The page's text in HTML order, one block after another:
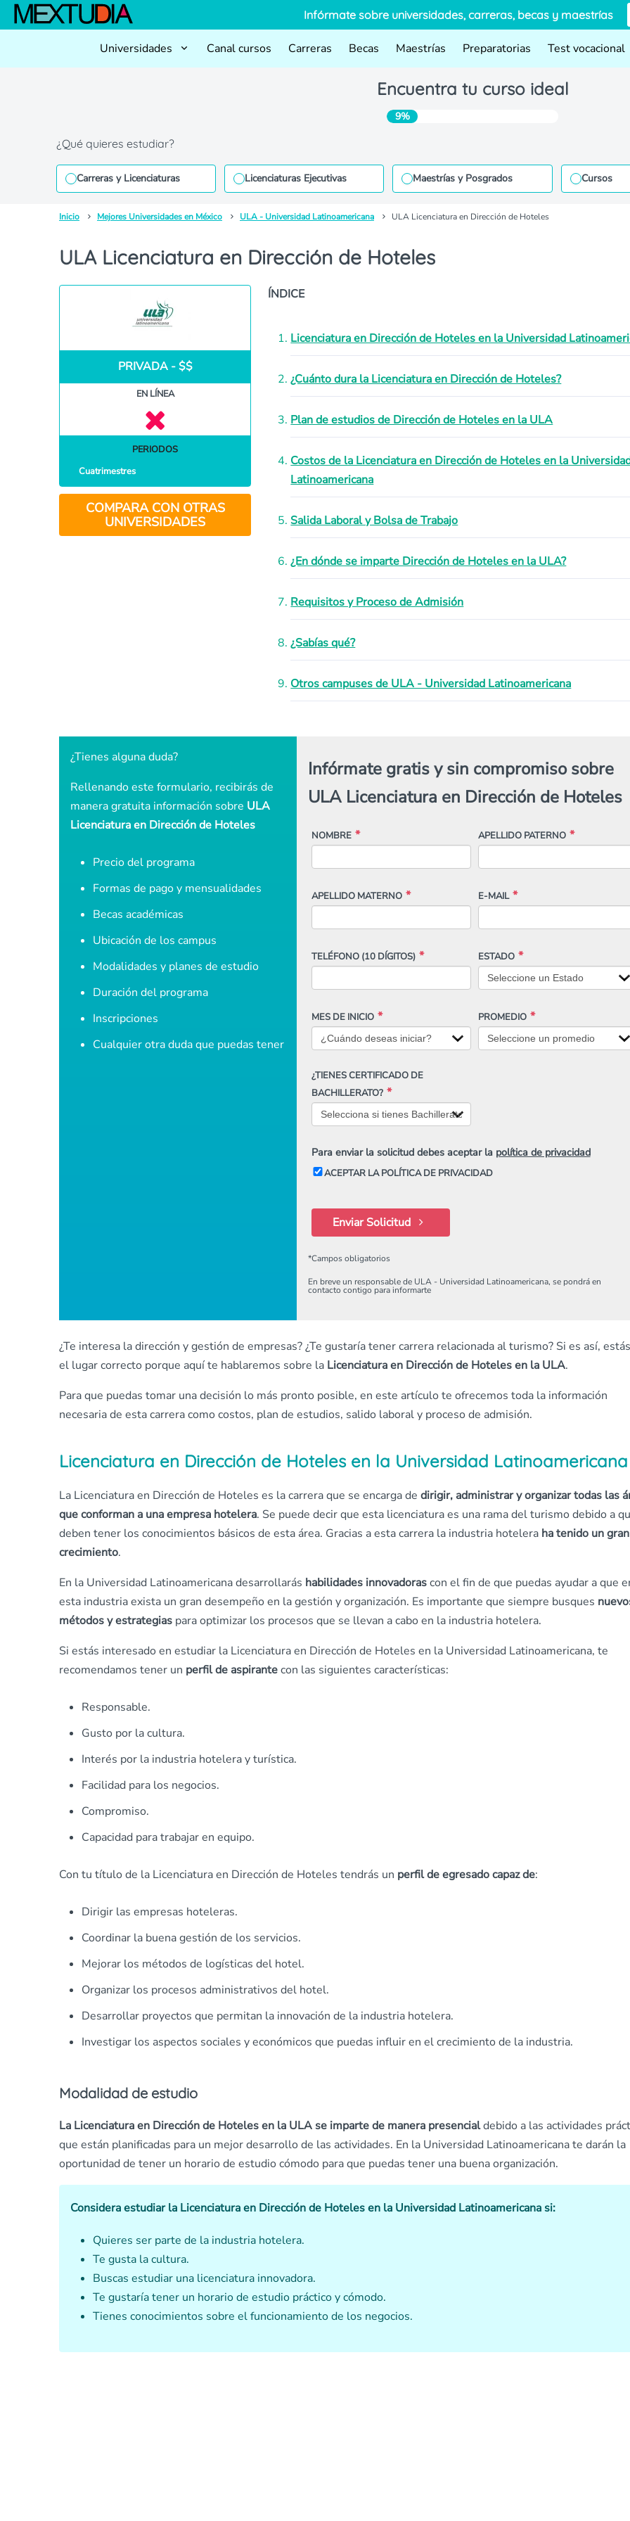
Infórmate sobre universidades, carreras, becas y maestrías
Universidades Canal cursos Carreras Becas Maestrías Preparatorias Test vocacional
Encuentra tu curso ideal
9%
¿Qué quieres estudiar?
Carreras y Licenciaturas Licenciaturas Ejecutivas Maestrías y Posgrados Cursos
Inicio Mejores Universidades en México ULA - Universidad Latinoamericana ULA Licenciatura en Dirección de Hoteles
ULA Licenciatura en Dirección de Hoteles
PRIVADA - $$
EN LÍNEA
PERIODOS
Cuatrimestres
COMPARA CON OTRAS
UNIVERSIDADES
ÍNDICE
Licenciatura en Dirección de Hoteles en la Universidad
¿Cuánto dura la Licenciatura en Dirección de Hoteles?
Plan de estudios de Dirección de Hoteles en la ULA
Costos de la Licenciatura en Dirección de Hoteles en la
Latinoamericana
Salida Laboral y Bolsa de Trabajo
¿En dónde se imparte Dirección de Hoteles en la ULA?
Requisitos y Proceso de Admisión
¿Sabías qué?
Otros campuses de ULA - Universidad Latinoamericana
¿Tienes alguna duda?
Rellenando este formulario, recibirás de
manera gratuita información sobre ULA
Licenciatura en Dirección de Hoteles
Precio del programa
Formas de pago y mensualidades
Becas académicas
Ubicación de los campus
Modalidades y planes de estudio
Duración del programa
Inscripciones
Cualquier otra duda que puedas tener
Infórmate gratis y sin compromiso sobre
ULA Licenciatura en Dirección de Hoteles
NOMBRE APELLIDO PATERNO
APELLIDO MATERNO E-MAIL
TELÉFONO (10 DÍGITOS) ESTADO
MES DE INICIO PROMEDIO
¿TIENES CERTIFICADO DE
BACHILLERATO?
Para enviar la solicitud debes aceptar la política de privacidad
ACEPTAR LA POLÍTICA DE PRIVACIDAD
Enviar Solicitud
*Campos obligatorios
En breve un responsable de ULA - Universidad Latinoamericana, se pondrá en
contacto contigo para informarte
¿Te interesa la dirección y gestión de empresas? ¿Te gustaría tener carrera relacionada al turismo? Si es así,
el lugar correcto porque aquí te hablaremos sobre la Licenciatura en Dirección de Hoteles en la ULA.
Para que puedas tomar una decisión lo más pronto posible, en este artículo te ofrecemos toda la información
necesaria de esta carrera como costos, plan de estudios, salido laboral y proceso de admisión.
Licenciatura en Dirección de Hoteles en la Universidad Latinoamericana
La Licenciatura en Dirección de Hoteles es la carrera que se encarga de dirigir, administrar y organizar todas las
que conforman a una empresa hotelera. Se puede decir que esta licenciatura es una rama del turismo debido a
deben tener los conocimientos básicos de esta área. Gracias a esta carrera la industria hotelera ha tenido un gran
crecimiento.
En la Universidad Latinoamericana desarrollarás habilidades innovadorascon el fin de que puedas ayudar a que
esta industria exista un gran desempeño en la gestión y organización. Es importante que siempre busques
métodos y estrategias para optimizar los procesos que se llevan a cabo en la industria hotelera.
Si estás interesado en estudiar la Licenciatura en Dirección de Hoteles en la Universidad Latinoamericana, te
recomendamos tener un perfil de aspirantecon las siguientes características:
Responsable.
Gusto por la cultura.
Interés por la industria hotelera y turística.
Facilidad para los negocios.
Compromiso.
Capacidad para trabajar en equipo.
Con tu título de la Licenciatura en Dirección de Hoteles tendrás un perfil de egresado capaz de:
Dirigir las empresas hoteleras.
Coordinar la buena gestión de los servicios.
Mejorar los métodos de logísticas del hotel.
Organizar los procesos administrativos del hotel.
Desarrollar proyectos que permitan la innovación de la industria hotelera.
Investigar los aspectos sociales y económicos que puedas influir en el crecimiento de la industria.
Modalidad de estudio
La Licenciatura en Dirección de Hoteles en la ULA se imparte de manera presencialdebido a las actividades
que están planificadas para un mejor desarrollo de las actividades. En la Universidad Latinoamericana te darán la
oportunidad de tener un horario de estudio cómodo para que puedas tener una buena organización.
Considera estudiar la Licenciatura en Dirección de Hoteles en la Universidad Latinoamericana si:
Quieres ser parte de la industria hotelera.
Te gusta la cultura.
Buscas estudiar una licenciatura innovadora.
Te gustaría tener un horario de estudio práctico y cómodo.
Tienes conocimientos sobre el funcionamiento de los negocios.